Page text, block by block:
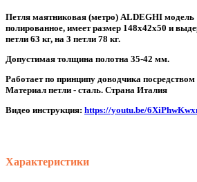
Петля маятниковая (метро) ALDEGHI модель
полированное, имеет размер 148x42x50 и
петли 63 кг, на 3 петли 78 кг.
Допустимая толщина полотна 35-42 мм.
Работает по принципу доводчика
Материал петли - сталь. Страна Италия
Видео инструкция: https://youtu.be/
Характеристики